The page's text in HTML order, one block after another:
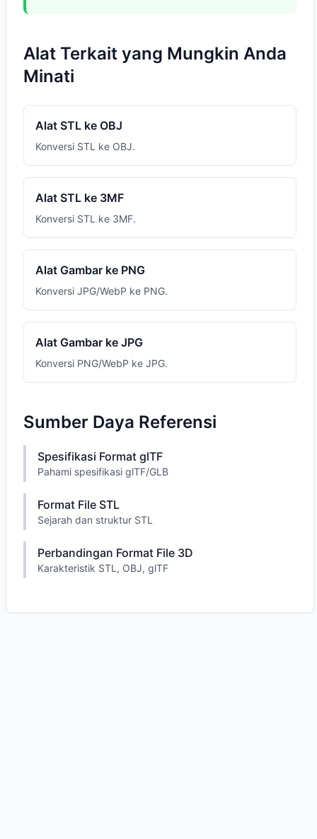
Alat Terkait yang Mungkin Anda
Minati
Alat STL ke OBJ
Konversi STL ke OBJ.
Alat STL ke 3MF
Konversi STL ke 3MF.
Alat Gambar ke PNG
Konversi JPG/WebP ke PNG.
Alat Gambar ke JPG
Konversi PNG/WebP ke JPG.
Sumber Daya Referensi
Spesifikasi Format glTF
Pahami spesifikasi glTF/GLB
Format File STL
Sejarah dan struktur STL
Perbandingan Format File 3D
Karakteristik STL, OBJ, glTF